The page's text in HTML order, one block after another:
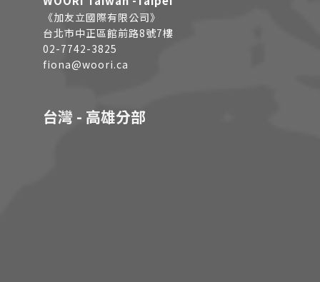
《加友立國際有限公司》
台北市中正區館前路8號7樓
02-7742-3825
fiona@woori.ca
台灣 - 高雄分部